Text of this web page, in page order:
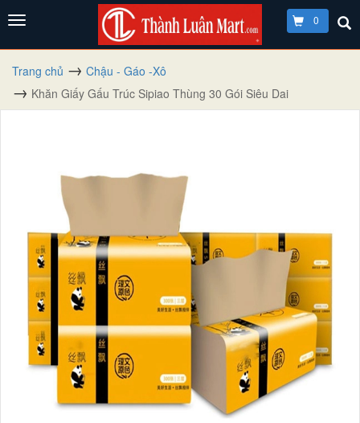
0
Trang chủ
Chậu - Gáo -Xô
Khăn Giấy Gấu Trúc Sipiao Thùng 30 Gói Siêu Dai